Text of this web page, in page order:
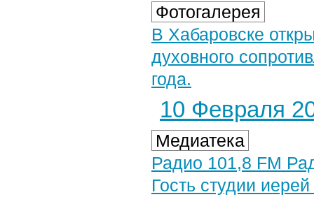
Фотогалерея
В Хабаровске
духовного
года.
10 Февраля
Медиатека
Радио 101,8 FM
Гость студии